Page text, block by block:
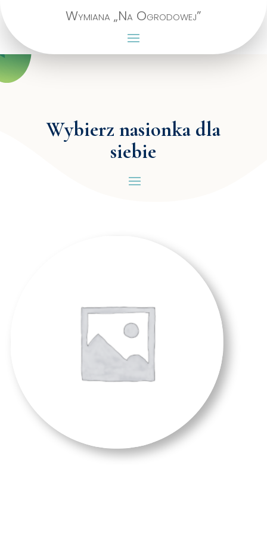
Wymiana „Na Ogrodowej”
Wybierz nasionka dla
siebie